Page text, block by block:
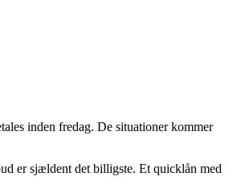
inden fredag. De situationer kommer
er sjældent det billigste. Et quicklån med